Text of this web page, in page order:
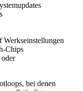
Werkseinstellungen
Chips
bei denen